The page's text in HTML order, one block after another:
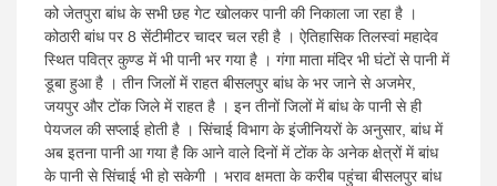
को जेतपुरा बांध के सभी छह गेट खोलकर पानी की निकाला जा रहा है ।
कोठारी बांध पर 8 सेंटीमीटर चादर चल रही है । ऐतिहासिक तिलस्वां महादेव
स्थित पवित्र कुण्ड में भी पानी भर गया है । गंगा माता मंदिर भी घंटों से पानी में
डूबा हुआ है । तीन जिलों में राहत बीसलपुर बांध के भर जाने से अजमेर,
जयपुर और टोंक जिले में राहत है । इन तीनों जिलों में बांध के पानी से ही
पेयजल की सप्लाई होती है । सिंचाई विभाग के इंजीनियरों के अनुसार, बांध में
अब इतना पानी आ गया है कि आने वाले दिनों में टोंक के अनेक क्षेत्रों में बांध
के पानी से सिंचाई भी हो सकेगी । भराव क्षमता के करीब पहुंचा बीसलपुर बांध